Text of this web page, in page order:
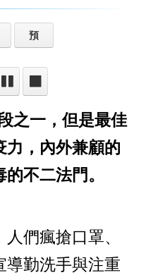
預
之一，但是最佳
力，內外兼顧的
不二法門。
們瘋搶口罩、
導勤洗手與注重